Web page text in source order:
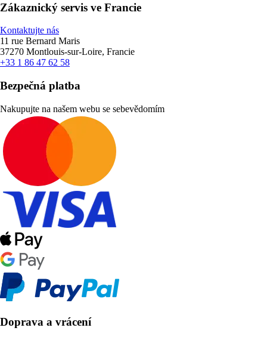
Zákaznický servis ve Francie
Kontaktujte nás
11 rue Bernard Maris
37270 Montlouis-sur-Loire, Francie
+33 1 86 47 62 58
Bezpečná platba
Nakupujte na našem webu se sebevědomím
Doprava a vrácení